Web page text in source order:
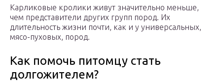
Карликовые кролики живут значительно меньше,
чем представители других групп пород. Их
длительность жизни почти, как и у универсальных,
мясо-пуховых, пород.
Как помочь питомцу стать
долгожителем?